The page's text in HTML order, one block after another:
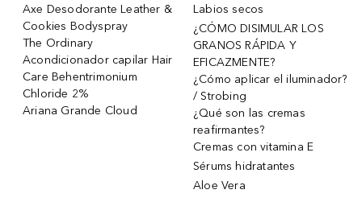
Axe Desodorante Leather &
Cookies Bodyspray
The Ordinary
Acondicionador capilar Hair
Care Behentrimonium
Chloride 2%
Ariana Grande Cloud
Labios secos
¿CÓMO DISIMULAR LOS
GRANOS RÁPIDA Y
EFICAZMENTE?
¿Cómo aplicar el iluminador?
/ Strobing
¿Qué son las cremas
reafirmantes?
Cremas con vitamina E
Sérums hidratantes
Aloe Vera